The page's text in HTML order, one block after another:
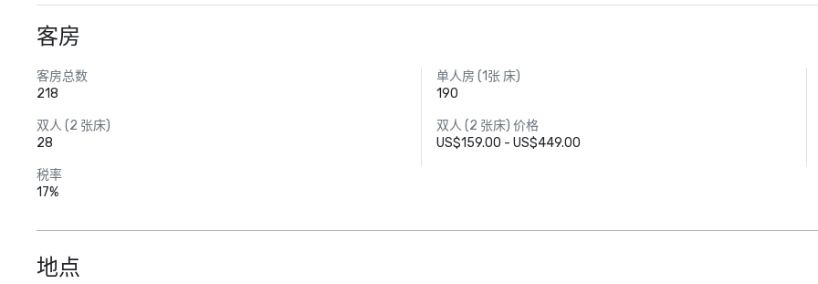
客房
客房总数
218
单人房 (1张 床)
190
双人 (2 张床)
28
双人 (2 张床) 价格
US$159.00 - US$449.00
税率
17%
地点